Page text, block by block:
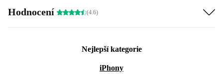
Hodnocení (4.6)
Nejlepší kategorie
iPhony